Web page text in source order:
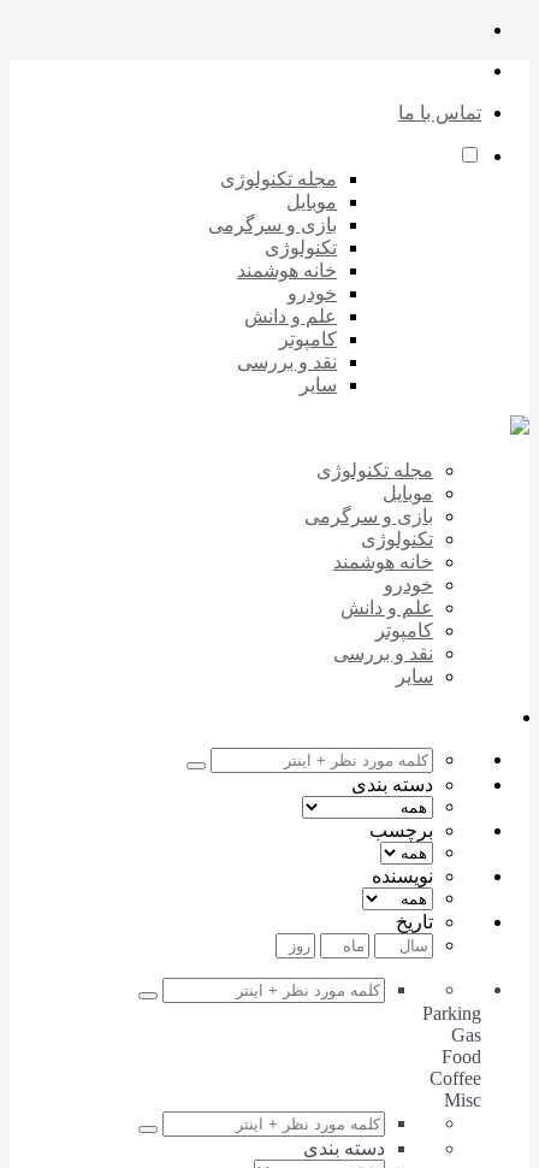
تماس با ما
مجله تکنولوژی
موبایل
بازی و سرگرمی
تکنولوژی
خانه هوشمند
خودرو
علم و دانش
کامپوتر
نقد و بررسی
سایر
مجله تکنولوژی
موبایل
بازی و سرگرمی
تکنولوژی
خانه هوشمند
خودرو
علم و دانش
کامپوتر
نقد و بررسی
سایر
دسته بندی
برچسب
نویسنده
تاریخ
Parking
Coffee
دسته بندی